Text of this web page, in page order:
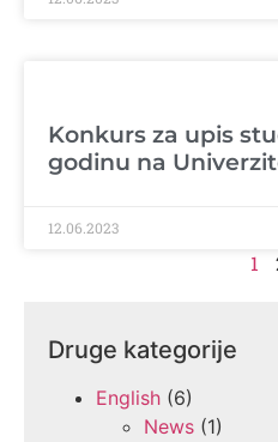
Konkurs za upis
godinu na
12.06.2023
1
Druge kategorije
English (6)
News (1)